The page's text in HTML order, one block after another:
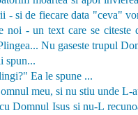
- si de fiecare data "ceva"
noi - un text care se
Nu gaseste trupul
spun...
Ea le spune ...
meu, si nu stiu unde L-
Domnul Isus si nu-L